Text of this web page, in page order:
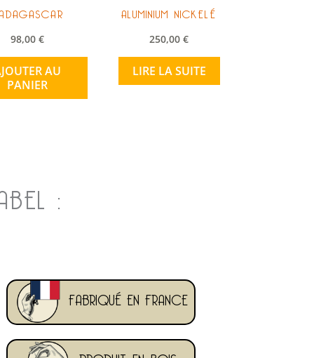
98,00€
AU
PANIER
ALUMINIUM NICKELÉ
250,00€
LIRE LA SUITE
:
FABRIQUÉ EN FRANCE